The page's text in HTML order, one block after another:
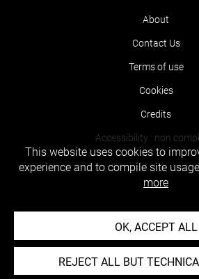
About
Contact Us
Terms of use
Cookies
Credits
Accessibility : non
This website uses cookies to
experience and to compile site
more
OK, ACCEPT ALL
REJECT ALL BUT